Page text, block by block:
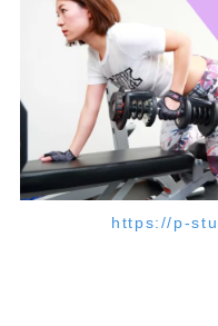
https://p-